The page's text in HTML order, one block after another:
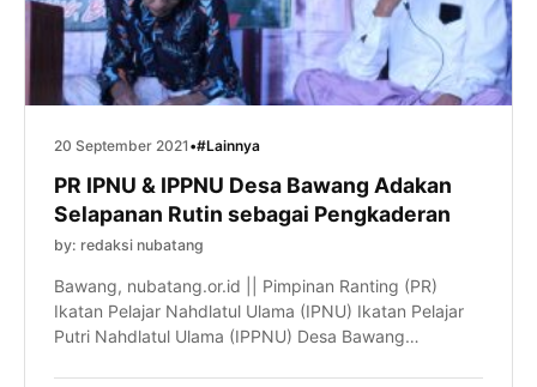
20 September 2021 •#Lainnya
PR IPNU & IPPNU Desa Bawang Adakan
Selapanan Rutin sebagai Pengkaderan
by: redaksi nubatang
Bawang, nubatang.or.id || Pimpinan Ranting (PR)
Ikatan Pelajar Nahdlatul Ulama (IPNU) Ikatan Pelajar
Putri Nahdlatul Ulama (IPPNU) Desa Bawang